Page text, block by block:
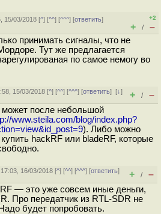
15/03/2018 [^] [^^] [^^^] [ответить]
+2
+ / –
принимать сигналы, что не
Тут же предлагается
по самое немогу во
15/03/2018 [^] [^^] [^^^] [ответить][↓]
+ / –
может после небольшой
www.steila.com/blog/index.php?
). Либо можно
hackRF или bladeRF, которые
16/03/2018 [^] [^^] [^^^] [ответить]
+ / –
— это уже совсем иные деньги,
Про передатчик из RTL-SDR не
будет попробовать.